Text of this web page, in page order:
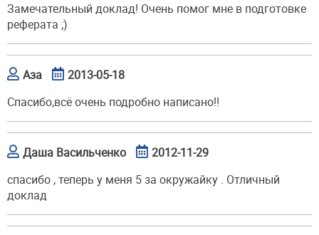
Замечательный доклад! Очень помог мне в подготовке
реферата ;)
Аза
2013-05-18
Спасибо,всё очень подробно написано!!
Даша Васильченко
2012-11-29
спасибо , теперь у меня 5 за окружайку . Отличный
доклад